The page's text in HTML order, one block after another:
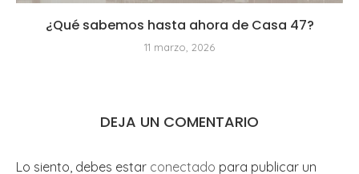
¿Qué sabemos hasta ahora de Casa 47?
11 marzo, 2026
DEJA UN COMENTARIO
Lo siento, debes estar conectado para publicar un